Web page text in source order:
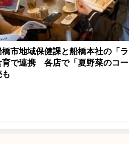
橋市地域保健課と船橋本社の「
育で連携 各店で「夏野菜のコー